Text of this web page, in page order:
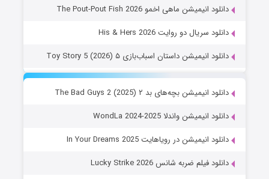
دانلود انیمیشن ماهی اخمو The Pout-Pout Fish 2026
دانلود سریال دو روایت His & Hers 2026
دانلود انیمیشن داستان اسباب‌بازی ۵ Toy Story 5 (2026)
دانلود انیمیشن بچه‌های بد ۲ The Bad Guys 2 (2025)
دانلود انیمیشن واندلا WondLa 2024-2025
دانلود انیمیشن در رویاهایت In Your Dreams 2025
دانلود فیلم ضربه شانس Lucky Strike 2026